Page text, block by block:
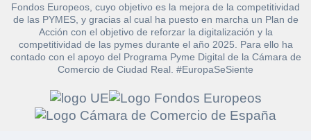
Fondos Europeos, cuyo objetivo es la mejora de la competitividad
de las PYMES, y gracias al cual ha puesto en marcha un Plan de
Acción con el objetivo de reforzar la digitalización y la
competitividad de las pymes durante el año 2025. Para ello ha
contado con el apoyo del Programa Pyme Digital de la Cámara de
Comercio de Ciudad Real. #EuropaSeSiente